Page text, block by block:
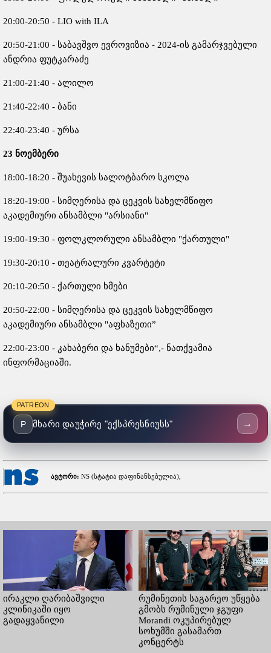
20:00-20:50 - LIO with ILA
20:50-21:00 - საბავშვო ევროვიზია - 2024-ის გამარჯვებული
ანდრია ფუტკარაძე
21:00-21:40 - ალილო
21:40-22:40 - ბანი
22:40-23:40 - ურსა
23 ნოემბერი
18:00-18:20 - შუახევის სალოტბარო სკოლა
18:20-19:00 - სიმღერისა და ცეკვის სახელმწიფო
აკადემიური ანსამბლი "არსიანი"
19:00-19:30 - ფოლკლორული ანსამბლი "ქართული"
19:30-20:10 - თეატრალური კვარტეტი
20:10-20:50 - ქართული ხმები
20:50-22:00 - სიმღერისა და ცეკვის სახელმწიფო
აკადემიური ანსამბლი "აფხაზეთი”
22:00-23:00 - კახაბერი და ხანუმები“,- ნათქვამია
ინფორმაციაში.
PATREON
P მხარი დაუჭირე "ექსპრესნიუსს" →
ავტორი: NS (სტატია დაფინანსებულია),
ირაკლი ღარიბაშვილი
კლინიკაში იყო
გადაყვანილი
რუმინეთის საგარეო უწყება
გმობს რუმინული ჯგუფი
Morandi ოკუპირებულ
სოხუმში გასამართ
კონცერტს